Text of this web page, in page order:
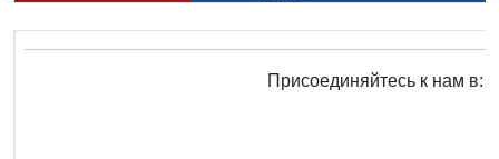
Присоединяйтесь к нам в: